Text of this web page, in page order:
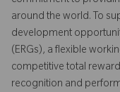
around the world. To
development
(ERGs), a flexible
competitive total
recognition and